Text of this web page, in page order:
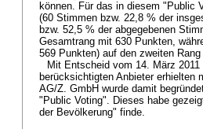
können. Für das in diesem "Public
(60 Stimmen bzw. 22,8 % der
bzw. 52,5 % der abgegebenen
Gesamtrang mit 630 Punkten,
569 Punkten) auf den zweiten
Mit Entscheid vom 14. März
berücksichtigten Anbieter erhielten
AG/Z. GmbH wurde damit
"Public Voting". Dieses habe
der Bevölkerung" finde.